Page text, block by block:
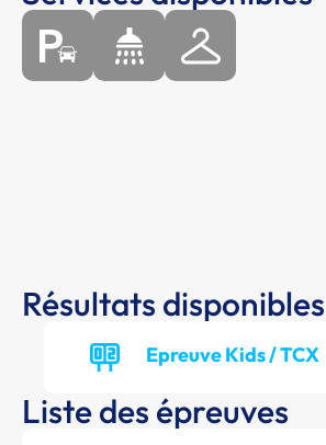
Résultats disponibles
Epreuve Kids / TCX
Liste des épreuves